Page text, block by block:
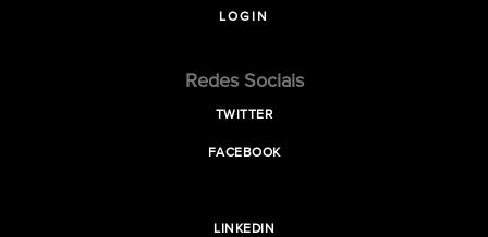
LOGIN
Redes Sociais
TWITTER
FACEBOOK
LINKEDIN